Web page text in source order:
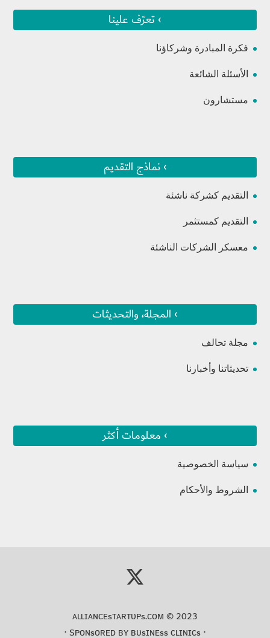
› تعرّف علينا
فكرة المبادرة وشركاؤنا
الأسئلة الشائعة
مستشارون
› نماذج التقديم
التقديم كشركة ناشئة
التقديم كمستثمر
معسكر الشركات الناشئة
› المجلة، والتحديثات
مجلة تحالف
تحديثاتنا وأخبارنا
› معلومات أكثر
سياسة الخصوصية
الشروط والأحكام
ᴀʟʟɪᴀɴᴄᴇsᴛᴀʀᴛᴜᴘs.ᴄᴏᴍ© 2023
⋅ Sᴘᴏɴsᴏʀᴇᴅ ʙʏ
ʙᴜsɪɴᴇss ᴄʟɪɴɪᴄs
⋅